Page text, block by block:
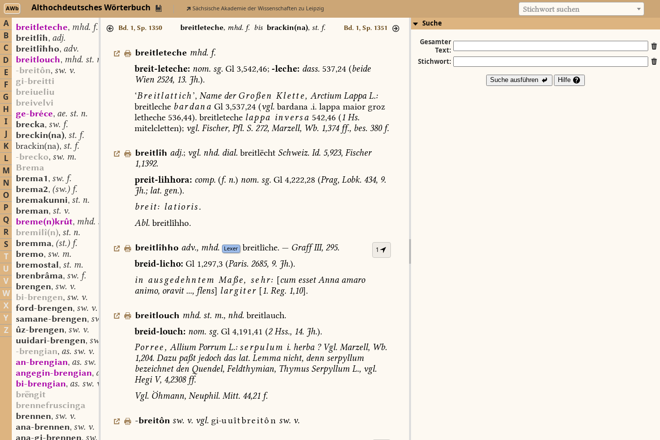
AWb Althochdeutsches Wörterbuch Sächsische Akademie der Wissenschaften zu Leipzig Stichwort suchen
A
B
C
D
E
F
G
H
I
J
K
L
M
N
O
P
Q
R
S
T
U
V
W
X
Y
Z
breitleteche, mhd. f.
breitlîh, adj.
breitlîhho, adv.
breitlouch, mhd. st. m.
-breitôn, sw. v.
gi-breitti
breiueliu
breivelvi
ge-bréce, ae. st. n.
brecka, sw. f.
breckin(na), st. f.
brackin(na), st. f.
-brecko, sw. m.
Brema
brema1, sw. f.
brema2, (sw.) f.
bremakunni, st. n.
breman, st. v.
breme(n)krût, mhd. st. n.
bremilî(n), st. n.
bremma, (st.) f.
bremo, sw. m.
bremostal, st. m.
brenbrâma, sw. f.
brengen, sw. v.
bi-brengen, sw. v.
ford-brengen, sw. v.
samane-brengen, sw. v.
ûz-brengen, sw. v.
uuidari-brengen, sw. v.
-brengian, as. sw. v.
an-brengian, as. sw. v.
angegin-brengian, as. sw. v.
bi-brengian, as. sw. v.
bgit
brennefruscinga
brennen, sw. v.
ana-brennen, sw. v.
ana-gi-brennen, sw. v.
Bd. 1, Sp. 1350 breitleteche, mhd. f.bis brackin(na), st. f. Bd. 1, Sp. 1351
breitleteche mhd. f.
breit-leteche: nom.sg.Gl3,542,46; -leche: dass. 537,24(beide
Wien2524,13.Jh.).
‘Breitlattich’, Nameder Großen Klette, Arctium LappaL.:
breitleche bardana Gl 3,537,24 (vgl. bardana .i. lappa maior groz
letheche536,44). breitleteche lappa inversa 542,46 (1 Hs.
mitelcletten); vgl.Fischer,Pfl.S.272,Marzell,Wb.1,374ff.,bes. 380f.
breitlîh adj.; vgl. nhd. dial. breitlëcht Schweiz. Id. 5,923, Fischer
1,1392.
preit-lihhora: comp.(f.n.) nom.sg.Gl4,222,28 (Prag,Lobk.434,9.
Jh.;lat.gen.).
breit: latioris.
Abl.breitlîhho.
1
breitlîhho adv., mhd. Lexer breitlîche. — GraffIII,295.
breid-licho: Gl1,297,3 (Paris.2685,9.Jh.).
in ausgedehntem Maße, sehr: [cumessetAnna amaro
animo,oravit...,flens] largiter [1. Reg. 1,10].
breitlouch mhd. st. m., nhd. breitlauch.
breid-louch: nom.sg.Gl4,191,41 (2Hss.,14.Jh.).
Porree, Allium Porrum L.: serpulum i.herba? Vgl.Marzell,Wb.
1,204.Dazupaßtjedochdaslat. Lemmanicht,dennserpyllum
bezeichnetdenQuendel, Feldthymian,ThymusSerpyllumL.,vgl.
HegiV, 4,2308ff.
Vgl.Öhmann,Neuphil.Mitt.44,21f.
-breitôn sw. v. vgl. gi-uuîtbreitôn sw.v.
Suche
Gesamter
Text:
Stichwort:
Suche ausführen Hilfe